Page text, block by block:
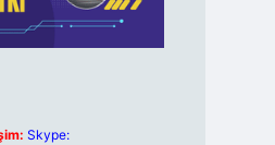
Skype: